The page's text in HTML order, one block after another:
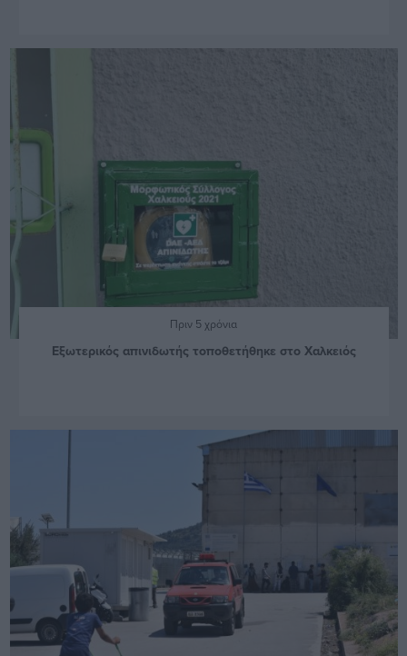
Πριν 5 χρόνια
Εξωτερικός απινιδωτής τοποθετήθηκε στο Χαλκειός